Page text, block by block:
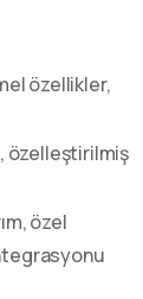
özellikler,
özelleştirilmiş
özel